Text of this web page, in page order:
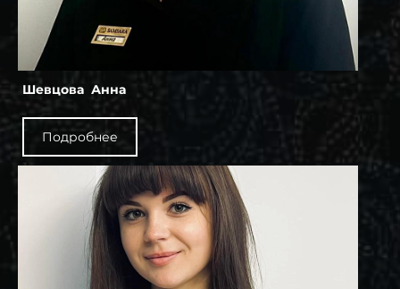
Шевцова Анна
Подробнее